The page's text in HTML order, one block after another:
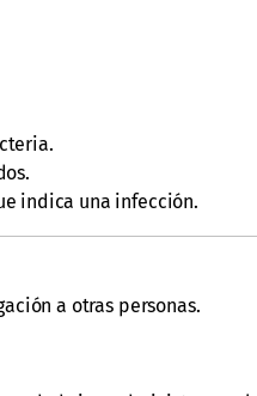
indica una infección.
a otras personas.